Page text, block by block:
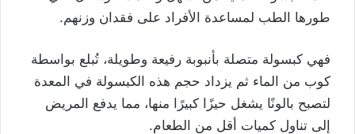
طورها الطب لمساعدة الأفراد على فقدان وزنهم.
فهي كبسولة متصلة بأنبوبة رفيعة وطويلة، تُبلع بواسطة
كوب من الماء ثم يزداد حجم هذه الكبسولة في المعدة
لتصبح بالونًا يشغل حيزًا كبيرًا منها، مما يدفع المريض
إلى تناول كميات أقل من الطعام.